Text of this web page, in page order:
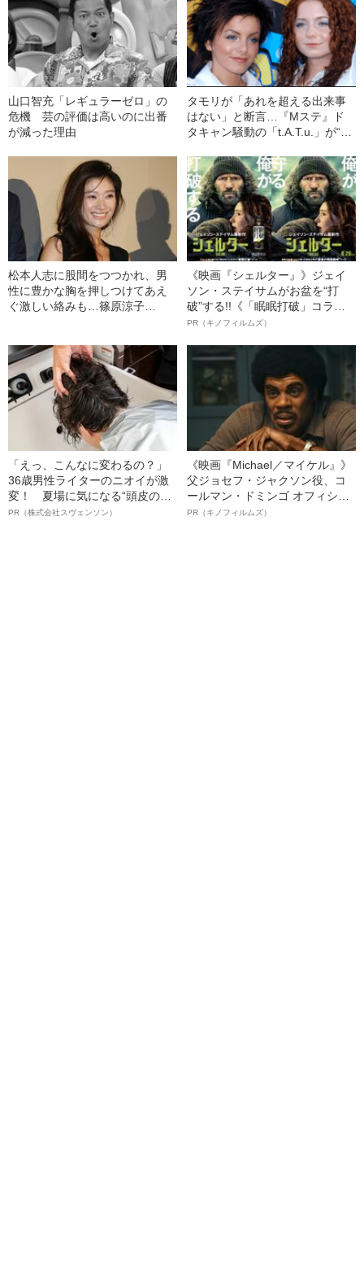
山口智充「レギュラーゼロ」の
危機 芸の評価は高いのに出番
が減った理由
タモリが「あれを超える出来事
はない」と断言…『Mステ』ド
タキャン騒動の「t.A.T.u.」が“ロ
松本人志に股間をつつかれ、男
性に豊かな胸を押しつけてあえ
ぐ激しい絡みも…篠原涼子
《映画『シェルター』》ジェイ
ソン・ステイサムがお盆を“打
破”する!!《「眠眠打破」コラ
ボ》
PR（キノフィルムズ）
「えっ、こんなに変わるの？」
36歳男性ライターのニオイが激
変！ 夏場に気になる“頭皮のニ
オイ”や“ベタつき”を解消す
PR（株式会社スヴェンソン）
《映画『Michael／マイケル』》
父ジョセフ・ジャクソン役、コ
ールマン・ドミンゴ オフィシャ
ルインタビュー“観客を魅了した
PR（キノフィルムズ）